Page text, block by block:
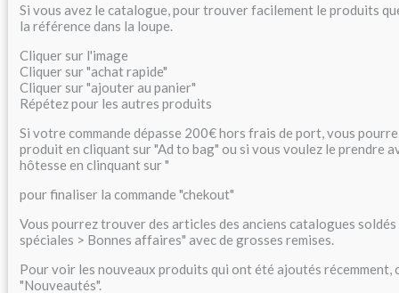
Si vous avez le catalogue, pour trouver facilement le produits
la référence dans la loupe.
Cliquer sur l'image
Cliquer sur "achat rapide"
Cliquer sur "ajouter au panier"
Répétez pour les autres produits
Si votre commande dépasse 200€ hors frais de port, vous
produit en cliquant sur "Ad to bag" ou si vous voulez le prendre
hôtesse en clinquant sur "
pour finaliser la commande "chekout"
Vous pourrez trouver des articles des anciens catalogues
spéciales > Bonnes affaires" avec de grosses remises.
Pour voir les nouveaux produits qui ont été ajoutés récemment,
"Nouveautés".